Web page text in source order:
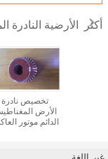
أكثر الأرضية النادرة
تخصيص نادرة
الأرض
الدائم موتور